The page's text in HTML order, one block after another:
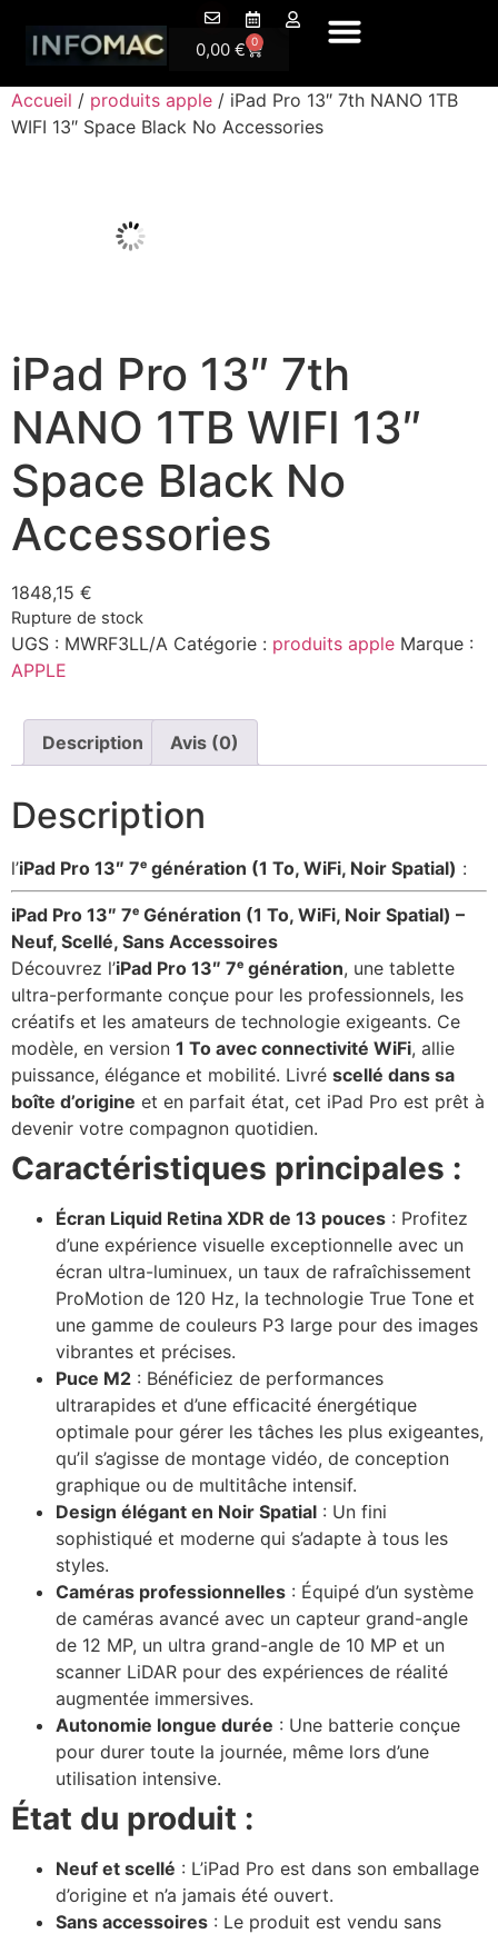
0,00 € 0
Accueil / produits apple / iPad Pro 13″ 7th NANO 1TB
WIFI 13″ Space Black No Accessories
iPad Pro 13″ 7th
NANO 1TB WIFI 13″
Space Black No
Accessories
1848,15 €
Rupture de stock
UGS : MWRF3LL/A Catégorie : produits apple Marque :
APPLE
Description Avis (0)
Description
l’iPad Pro 13″ 7ᵉ génération (1 To, WiFi, Noir Spatial) :
iPad Pro 13″ 7ᵉ Génération (1 To, WiFi, Noir Spatial) –
Neuf, Scellé, Sans Accessoires
Découvrez l’iPad Pro 13″ 7ᵉ génération, une tablette
ultra-performante conçue pour les professionnels, les
créatifs et les amateurs de technologie exigeants. Ce
modèle, en version 1 To avec connectivité WiFi, allie
puissance, élégance et mobilité. Livré scellé dans sa
boîte d’origine et en parfait état, cet iPad Pro est prêt à
devenir votre compagnon quotidien.
Caractéristiques principales :
Écran Liquid Retina XDR de 13 pouces : Profitez
d’une expérience visuelle exceptionnelle avec un
écran ultra-luminuex, un taux de rafraîchissement
ProMotion de 120 Hz, la technologie True Tone et
une gamme de couleurs P3 large pour des images
vibrantes et précises.
Puce M2 : Bénéficiez de performances
ultrarapides et d’une efficacité énergétique
optimale pour gérer les tâches les plus exigeantes,
qu’il s’agisse de montage vidéo, de conception
graphique ou de multitâche intensif.
Design élégant en Noir Spatial : Un fini
sophistiqué et moderne qui s’adapte à tous les
styles.
Caméras professionnelles : Équipé d’un système
de caméras avancé avec un capteur grand-angle
de 12 MP, un ultra grand-angle de 10 MP et un
scanner LiDAR pour des expériences de réalité
augmentée immersives.
Autonomie longue durée : Une batterie conçue
pour durer toute la journée, même lors d’une
utilisation intensive.
État du produit :
Neuf et scellé : L’iPad Pro est dans son emballage
d’origine et n’a jamais été ouvert.
Sans accessoires : Le produit est vendu sans